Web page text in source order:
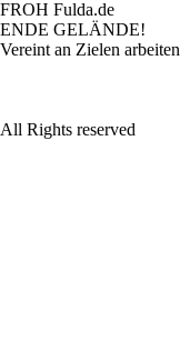
FROH Fulda.de
ENDE GELÄNDE!
Vereint an Zielen arbeiten
All Rights reserved